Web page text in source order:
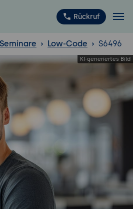
Rückruf
Low-Code S6496